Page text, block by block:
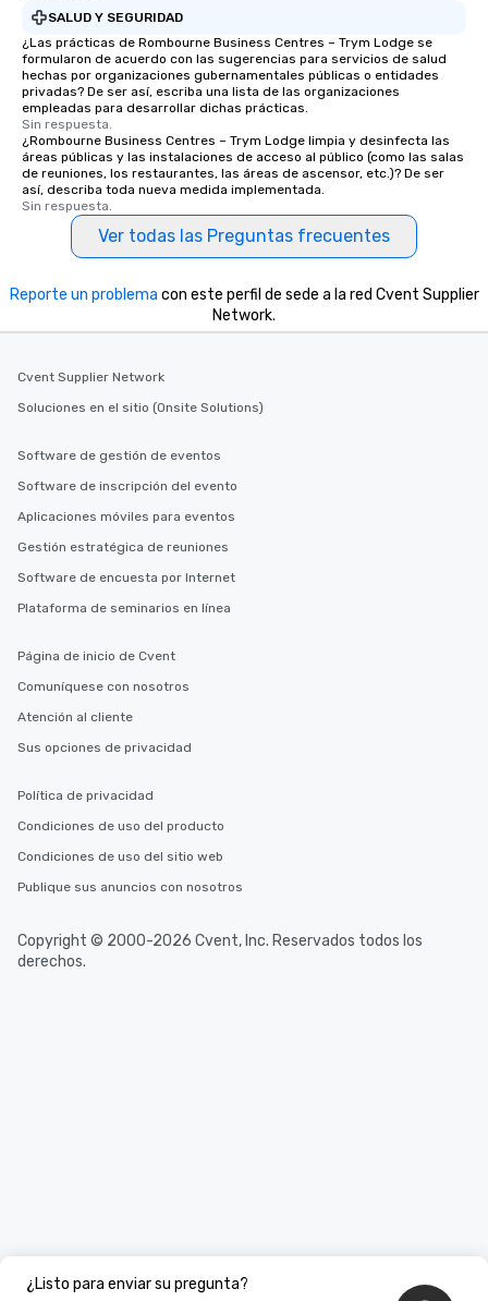
SALUD Y SEGURIDAD
¿Las prácticas de Rombourne Business Centres – Trym Lodge se
formularon de acuerdo con las sugerencias para servicios de salud
hechas por organizaciones gubernamentales públicas o entidades
privadas? De ser así, escriba una lista de las organizaciones
empleadas para desarrollar dichas prácticas.
Sin respuesta.
¿Rombourne Business Centres – Trym Lodge limpia y desinfecta las
áreas públicas y las instalaciones de acceso al público (como las salas
de reuniones, los restaurantes, las áreas de ascensor, etc.)? De ser
así, describa toda nueva medida implementada.
Sin respuesta.
Ver todas las Preguntas frecuentes
¿Listo para enviar su pregunta?
Reporte un problema con este perfil de sede a la red Cvent Supplier
Network.
Cvent Supplier Network
Soluciones en el sitio (Onsite Solutions)
Software de gestión de eventos
Software de inscripción del evento
Aplicaciones móviles para eventos
Gestión estratégica de reuniones
Software de encuesta por Internet
Plataforma de seminarios en línea
Página de inicio de Cvent
Comuníquese con nosotros
Atención al cliente
Sus opciones de privacidad
Política de privacidad
Condiciones de uso del producto
Condiciones de uso del sitio web
Publique sus anuncios con nosotros
Copyright © 2000-2026 Cvent, Inc. Reservados todos los
derechos.